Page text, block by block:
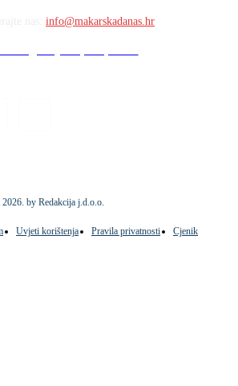
info@makarskadanas.hr
2026. by Redakcija j.d.o.o.
Uvjeti korištenja Pravila privatnosti
Cjenik